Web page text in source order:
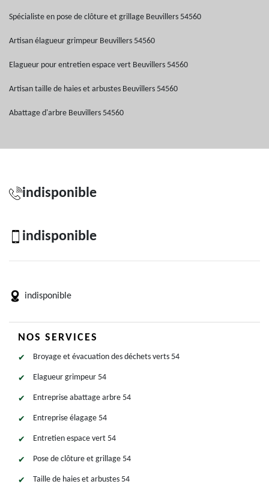
Spécialiste en pose de clôture et grillage Beuvillers 54560
Artisan élagueur grimpeur Beuvillers 54560
Elagueur pour entretien espace vert Beuvillers 54560
Artisan taille de haies et arbustes Beuvillers 54560
Abattage d'arbre Beuvillers 54560
indisponible
indisponible
indisponible
NOS SERVICES
Broyage et évacuation des déchets verts 54
Elagueur grimpeur 54
Entreprise abattage arbre 54
Entreprise élagage 54
Entretien espace vert 54
Pose de clôture et grillage 54
Taille de haies et arbustes 54